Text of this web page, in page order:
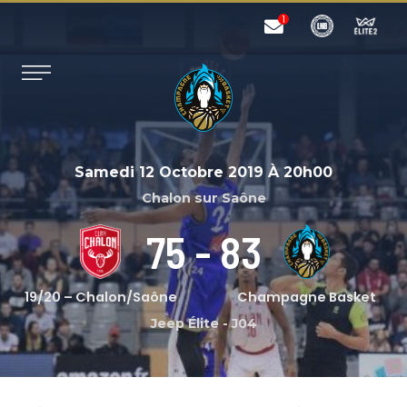
Samedi 12 Octobre 2019 À 20h00
Chalon sur Saône
Champagne Basket
83
-
75
19/20 – Chalon/Saône
Jeep Élite-J04